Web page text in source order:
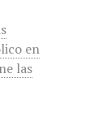
en
las